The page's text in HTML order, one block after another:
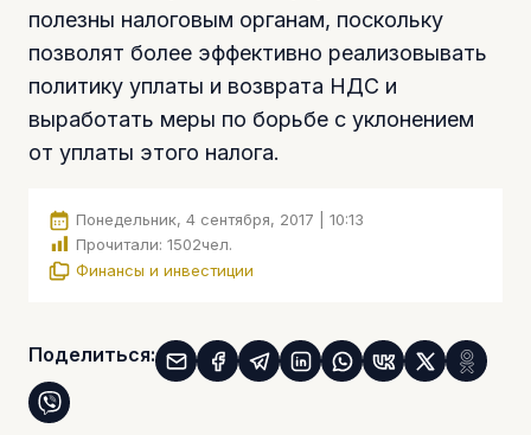
полезны налоговым органам, поскольку
позволят более эффективно реализовывать
политику уплаты и возврата НДС и
выработать меры по борьбе с уклонением
от уплаты этого налога.
Понедельник, 4 сентября, 2017 | 10:13
Прочитали: 1502чел.
Финансы и инвестиции
Поделиться: